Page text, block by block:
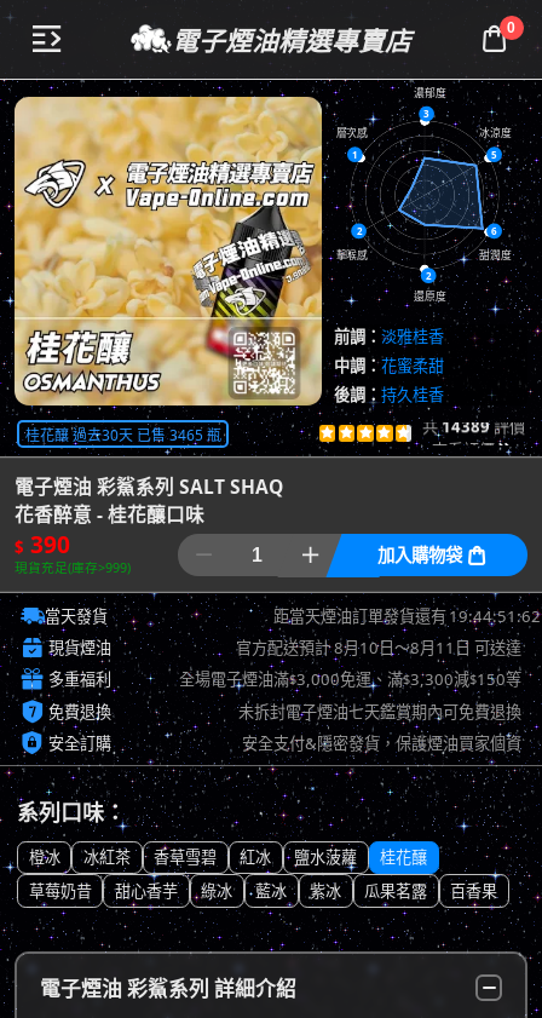
 電子煙油精選專賣店 0
3
5
6
2
2
1
濃郁度
冰涼度
甜潤度
還原度
擊喉感
層次感
前調： 淡雅桂香
中調：花蜜柔甜
後調： 持久桂香
桂花釀 過去30天 已售 3465 瓶      共14389 評價
查看評價
電子煙油 彩鯊系列 SALT SHAQ
花香醉意 - 桂花釀口味
$ 390
現貨充足(庫存>999)
  加入購物袋 
當天發貨 距當天煙油訂單發貨還有19:44:50:79
 現貨煙油 官方配送預計8月10日～8月11日 可送達
 多重福利 全場電子煙油滿$3,000免運、滿$3,300減$150等
 免費退換 未拆封電子煙油七天鑑賞期內可免費退換
 安全訂購 安全支付&隱密發貨，保護煙油買家個資
系列口味：
橙冰 冰紅茶 香草雪碧 紅冰 鹽水菠蘿
桂花釀
草莓奶昔
甜心香芋 綠冰 藍冰 紫冰 瓜果茗露 百香果
電子煙油 彩鯊系列 詳細介紹